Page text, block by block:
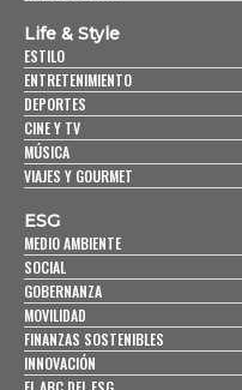
Life & Style
ESTILO
ENTRETENIMIENTO
DEPORTES
CINE Y TV
MÚSICA
VIAJES Y GOURMET
ESG
MEDIO AMBIENTE
SOCIAL
GOBERNANZA
MOVILIDAD
FINANZAS SOSTENIBLES
INNOVACIÓN